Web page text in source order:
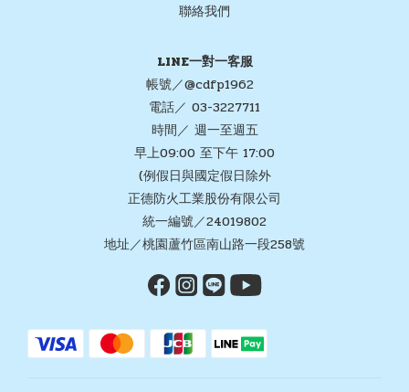
聯絡我們
LINE一對一客服
帳號／@cdfp1962
電話／ 03-3227711
時間／ 週一至週五
早上09:00 至下午 17:00
(例假日與國定假日除外
正德防火工業股份有限公司
統一編號／24019802
地址／桃園蘆竹區南山路一段258號